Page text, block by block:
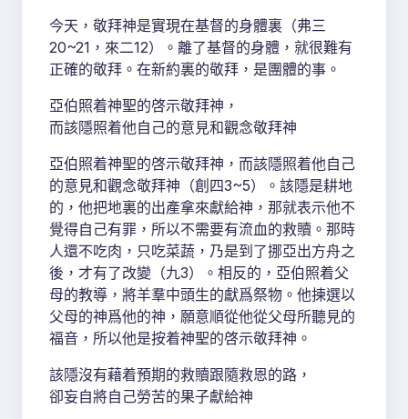
今天，敬拜神是實現在基督的身體裏（弗三
20~21，來二12）。離了基督的身體，就很難有
正確的敬拜。在新約裏的敬拜，是團體的事。
亞伯照着神聖的啓示敬拜神，
而該隱照着他自己的意見和觀念敬拜神
亞伯照着神聖的啓示敬拜神，而該隱照着他自己
的意見和觀念敬拜神（創四3~5）。該隱是耕地
的，他把地裏的出產拿來獻給神，那就表示他不
覺得自己有罪，所以不需要有流血的救贖。那時
人還不吃肉，只吃菜蔬，乃是到了挪亞出方舟之
後，才有了改變（九3）。相反的，亞伯照着父
母的教導，將羊羣中頭生的獻爲祭物。他揀選以
父母的神爲他的神，願意順從他從父母所聽見的
福音，所以他是按着神聖的啓示敬拜神。
該隱沒有藉着預期的救贖跟隨救恩的路，
卻妄自將自己勞苦的果子獻給神